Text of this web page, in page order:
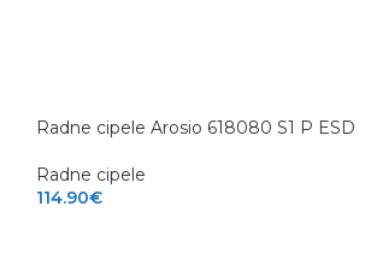
Radne cipele Arosio 618080 S1 P ESD
Radne cipele
114.90€